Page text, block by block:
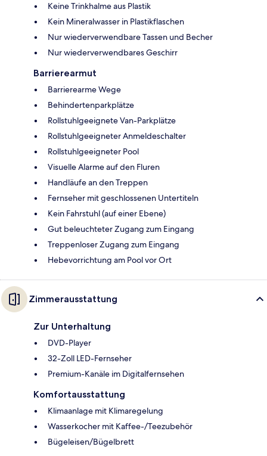
Keine Trinkhalme aus Plastik
Kein Mineralwasser in Plastikflaschen
Nur wiederverwendbare Tassen und Becher
Nur wiederverwendbares Geschirr
Barrierearmut
Barrierearme Wege
Behindertenparkplätze
Rollstuhlgeeignete Van-Parkplätze
Rollstuhlgeeigneter Anmeldeschalter
Rollstuhlgeeigneter Pool
Visuelle Alarme auf den Fluren
Handläufe an den Treppen
Fernseher mit geschlossenen Untertiteln
Kein Fahrstuhl (auf einer Ebene)
Gut beleuchteter Zugang zum Eingang
Treppenloser Zugang zum Eingang
Hebevorrichtung am Pool vor Ort
Zimmerausstattung
Zur Unterhaltung
DVD-Player
32-Zoll LED-Fernseher
Premium-Kanäle im Digitalfernsehen
Komfortausstattung
Klimaanlage mit Klimaregelung
Wasserkocher mit Kaffee-/Teezubehör
Bügeleisen/Bügelbrett